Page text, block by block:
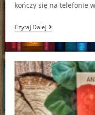
kończy się na telefonie
Czytaj DalejLegenda
Ludowa
Karolina
Derkacz